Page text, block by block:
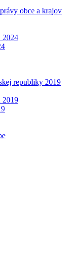
obce a krajov
2024
republiky 2019
2019